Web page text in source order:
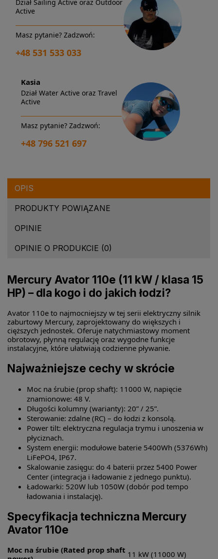
Dział Sailing Active oraz Outdoor
Active
Masz pytanie? Zadzwoń:
+48 531 533 033
Kasia
Dział Water Active oraz Travel
Active
Masz pytanie? Zadzwoń:
+48 796 521 697
OPIS
PRODUKTY POWIĄZANE
OPINIE
OPINIE O PRODUKCIE (0)
Mercury Avator 110e (11 kW / klasa 15
HP) – dla kogo i do jakich łodzi?
Avator 110e to najmocniejszy w tej serii elektryczny silnik
zaburtowy Mercury, zaprojektowany do większych i
cięższych jednostek. Oferuje natychmiastowy moment
obrotowy, płynną regulację oraz wygodne funkcje
instalacyjne, które ułatwiają codzienne pływanie.
Najważniejsze cechy w skrócie
Moc na śrubie (prop shaft): 11000 W, napięcie
znamionowe: 48 V.
Długości kolumny (warianty): 20” / 25”.
Sterowanie: zdalne (RC) – do łodzi z konsolą.
Power tilt: elektryczna regulacja trymu i unoszenia w
płyciznach.
System energii: modułowe baterie 5400Wh (5376Wh)
LiFePO4, IP67.
Skalowanie zasięgu: do 4 baterii przez 5400 Power
Center (integracja i ładowanie z jednego punktu).
Ładowarki: 520W lub 1050W (dobór pod tempo
ładowania i instalację).
Specyfikacja techniczna Mercury
Avator 110e
Moc na śrubie (Rated prop shaft 11 kW (11000 W)